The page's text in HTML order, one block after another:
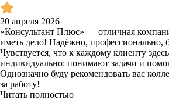
20 апреля 2026
«Консультант Плюс» — отличная
иметь дело! Надёжно, профессионально,
Чувствуется, что к каждому клиенту
индивидуально: понимают задачи и
Однозначно буду рекомендовать вас
за работу!
Читать полностью